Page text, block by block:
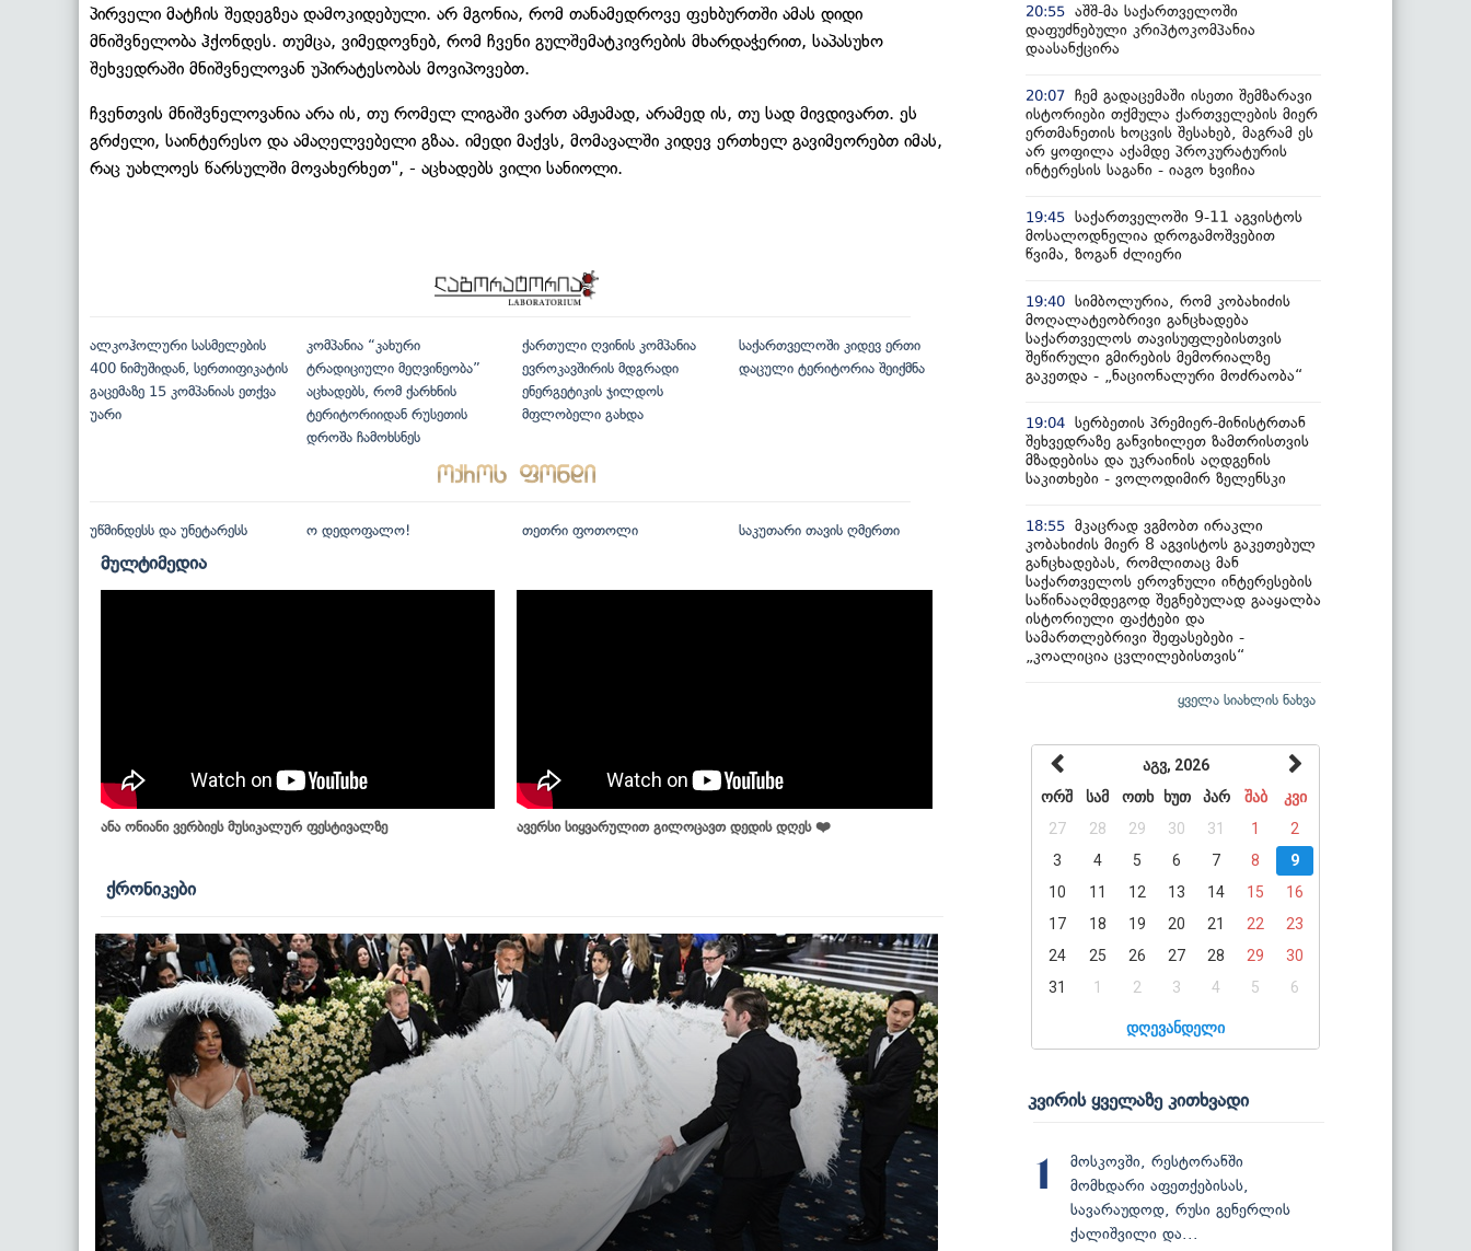
პირველი მატჩის შედეგზეა დამოკიდებული. არ მგონია, რომ თანამედროვე ფეხბურთში ამას დიდი
მნიშვნელობა ჰქონდეს. თუმცა, ვიმედოვნებ, რომ ჩვენი გულშემატკივრების მხარდაჭერით, საპასუხო
შეხვედრაში მნიშვნელოვან უპირატესობას მოვიპოვებთ.
ჩვენთვის მნიშვნელოვანია არა ის, თუ რომელ ლიგაში ვართ ამჟამად, არამედ ის, თუ სად მივდივართ. ეს
გრძელი, საინტერესო და ამაღელვებელი გზაა. იმედი მაქვს, მომავალში კიდევ ერთხელ გავიმეორებთ იმას,
რაც უახლოეს წარსულში მოვახერხეთ", - აცხადებს ვილი სანიოლი.
ალკოჰოლური სასმელების
400 ნიმუშიდან, სერთიფიკატის
გაცემაზე 15 კომპანიას ეთქვა
უარი
კომპანია “კახური
ტრადიციული მეღვინეობა”
აცხადებს, რომ ქარხნის
ტერიტორიიდან რუსეთის
დროშა ჩამოხსნეს
ქართული ღვინის კომპანია
ევროკავშირის მდგრადი
ენერგეტიკის ჯილდოს
მფლობელი გახდა
საქართველოში კიდევ ერთი
დაცული ტერიტორია შეიქმნა
უწმინდესს და უნეტარესს ო დედოფალო! თეთრი ფოთოლი საკუთარი თავის ღმერთი
მულტიმედია
ანა ონიანი ვერბიეს მუსიკალურ ფესტივალზე ავერსი სიყვარულით გილოცავთ დედის დღეს ❤️
ქრონიკები
20:55 აშშ-მა საქართველოში
დაფუძნებული კრიპტოკომპანია
დაასანქცირა
20:07 ჩემ გადაცემაში ისეთი შემზარავი
ისტორიები თქმულა ქართველების მიერ
ერთმანეთის ხოცვის შესახებ, მაგრამ ეს
არ ყოფილა აქამდე პროკურატურის
ინტერესის საგანი - იაგო ხვიჩია
19:45 საქართველოში 9-11 აგვისტოს
მოსალოდნელია დროგამოშვებით
წვიმა, ზოგან ძლიერი
19:40 სიმბოლურია, რომ კობახიძის
მოღალატეობრივი განცხადება
საქართველოს თავისუფლებისთვის
შეწირული გმირების მემორიალზე
გაკეთდა - „ნაციონალური მოძრაობა“
19:04 სერბეთის პრემიერ-მინისტრთან
შეხვედრაზე განვიხილეთ ზამთრისთვის
მზადებისა და უკრაინის აღდგენის
საკითხები - ვოლოდიმირ ზელენსკი
18:55 მკაცრად ვგმობთ ირაკლი
კობახიძის მიერ 8 აგვისტოს გაკეთებულ
განცხადებას, რომლითაც მან
საქართველოს ეროვნული ინტერესების
საწინააღმდეგოდ შეგნებულად გააყალბა
ისტორიული ფაქტები და
სამართლებრივი შეფასებები -
„კოალიცია ცვლილებისთვის“
ყველა სიახლის ნახვა
აგვ, 2026
ორშ
სამ ოთხ ხუთ პარ შაბ
კვი
27
28 29 30 31 1
2
3
4 5 6 7 8
9
10
11 12 13 14 15
16
17
18 19 20 21 22
23
24
25 26 27 28 29
30
31
1 2 3 4 5 6
დღევანდელი
კვირის ყველაზე კითხვადი
1
მოსკოვში, რესტორანში
მომხდარი აფეთქებისას,
სავარაუდოდ, რუსი გენერლის
ქალიშვილი და...